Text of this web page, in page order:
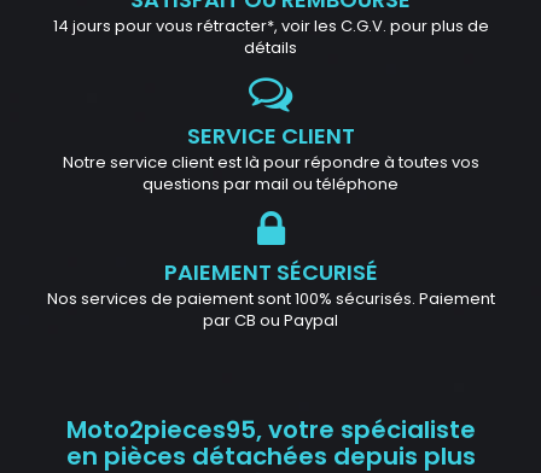
14 jours pour vous rétracter*, voir les C.G.V. pour plus de
détails
SERVICE CLIENT
Notre service client est là pour répondre à toutes vos
questions par mail ou téléphone
PAIEMENT SÉCURISÉ
Nos services de paiement sont 100% sécurisés. Paiement
par CB ou Paypal
Moto2pieces95, votre spécialiste
en pièces détachées depuis plus